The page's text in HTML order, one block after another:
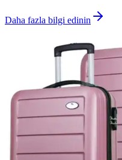
Daha fazla bilgi edinin